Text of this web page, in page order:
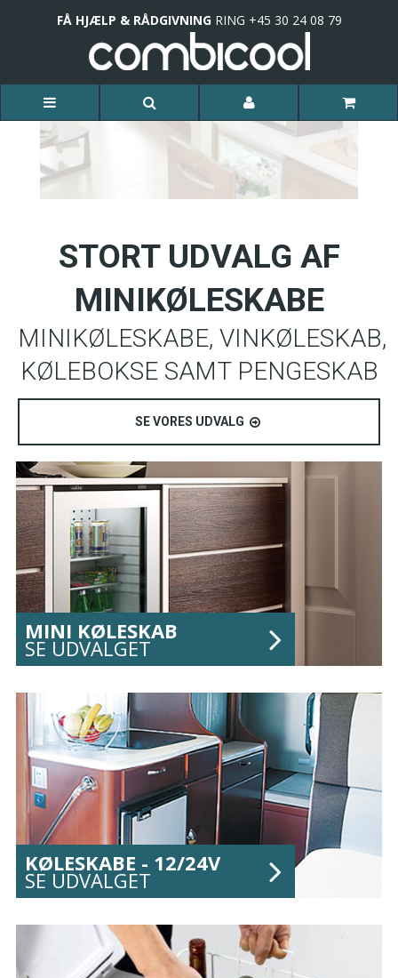
FÅ HJÆLP & RÅDGIVNING RING +45 30 24 08 79
STORT UDVALG AF
MINIKØLESKABE
MINIKØLESKABE, VINKØLESKAB,
KØLEBOKSE SAMT PENGESKAB
SE VORES UDVALG
MINI KØLESKAB
SE UDVALGET
KØLESKABE - 12/24V
SE UDVALGET